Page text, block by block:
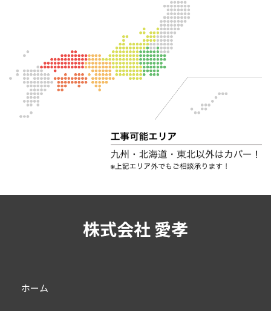
株式会社 愛孝
ホーム